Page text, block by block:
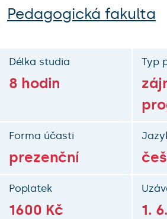
Senioři
programů
Pedagogická fakulta
Délka studia
8 hodin
Typ
Forma účasti
prezenční
Poplatek
1600 Kč 1.